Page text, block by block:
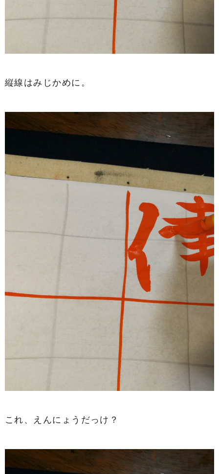
縦線はみじかめに。
これ、えんにょうだっけ？